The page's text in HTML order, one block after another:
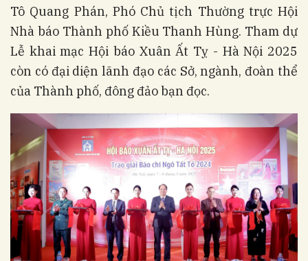
Tô Quang Phán, Phó Chủ tịch Thường trực Hội
Nhà báo Thành phố Kiều Thanh Hùng. Tham dự
Lễ khai mạc Hội báo Xuân Ất Tỵ - Hà Nội 2025
còn có đại diện lãnh đạo các Sở, ngành, đoàn thể
của Thành phố, đông đảo bạn đọc.